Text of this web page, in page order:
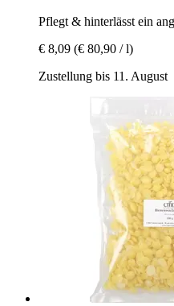
Pflegt & hinterlässt ein
€ 8,09 (€ 80,90 / l)
Zustellung bis 11. August